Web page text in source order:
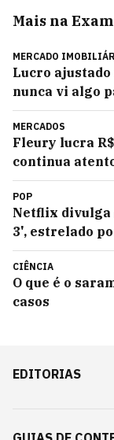
Mais na
MERCADO
Lucro ajustado
nunca vi algo
MERCADOS
Fleury lucra
continua
POP
Netflix divulga
3', estrelado
CIÊNCIA
O que é o
casos
EDITORIAS